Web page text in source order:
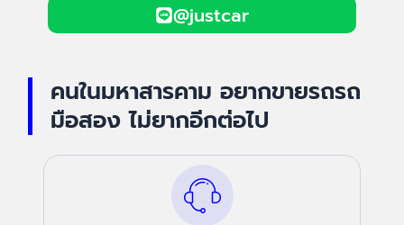
@justcar
คนในมหาสารคาม อยากขายรถรถ
มือสอง ไม่ยากอีกต่อไป